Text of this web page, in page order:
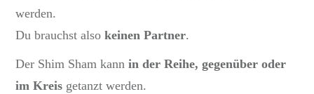
werden.
Du brauchst also keinen Partner.
Der Shim Sham kann in der Reihe, gegenüber oder
im Kreis getanzt werden.